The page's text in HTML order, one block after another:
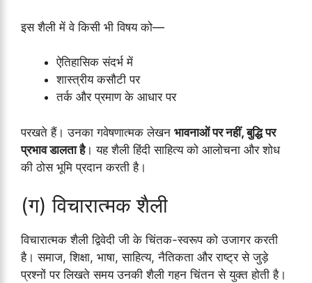
इस शैली में वे किसी भी विषय को—
ऐतिहासिक संदर्भ में
शास्त्रीय कसौटी पर
तर्क और प्रमाण के आधार पर
परखते हैं। उनका गवेषणात्मक लेखन भावनाओं पर नहीं, बुद्धि पर
प्रभाव डालता है। यह शैली हिंदी साहित्य को आलोचना और शोध
की ठोस भूमि प्रदान करती है।
(ग) विचारात्मक शैली
विचारात्मक शैली द्विवेदी जी के चिंतक-स्वरूप को उजागर करती
है। समाज, शिक्षा, भाषा, साहित्य, नैतिकता और राष्ट्र से जुड़े
प्रश्नों पर लिखते समय उनकी शैली गहन चिंतन से युक्त होती है।